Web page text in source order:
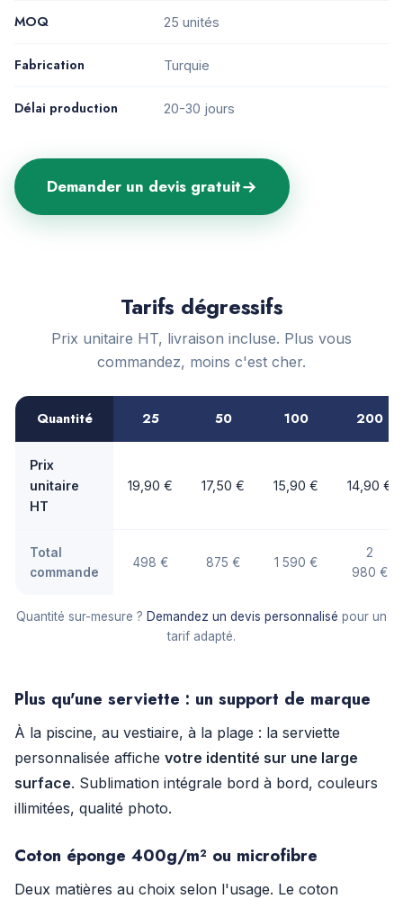
MOQ 25 unités
Fabrication Turquie
Délai production 20-30 jours
Demander un devis gratuit
Tarifs dégressifs
Prix unitaire HT, livraison incluse. Plus vous
commandez, moins c'est cher.
Quantité 25 50 100 200
Prix
unitaire
HT
19,90 € 17,50 € 15,90 € 14,90 €
Total
commande
498 € 875 € 1 590 €
2
980 €
Quantité sur-mesure ? Demandez un devis personnalisé pour un
tarif adapté.
Plus qu'une serviette : un support de marque
À la piscine, au vestiaire, à la plage : la serviette
personnalisée affiche votre identité sur une large
surface. Sublimation intégrale bord à bord, couleurs
illimitées, qualité photo.
Coton éponge 400g/m² ou microfibre
Deux matières au choix selon l'usage. Le coton